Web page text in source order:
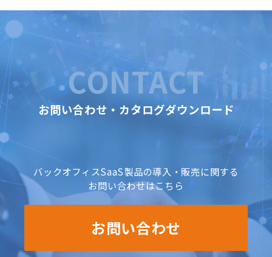
CONTACT
お問い合わせ・カタログダウンロード
バックオフィスSaaS製品の導入・販売に関する
お問い合わせはこちら
お問い合わせ